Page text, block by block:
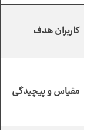
کاربران هدف
مقیاس و پیچیدگی